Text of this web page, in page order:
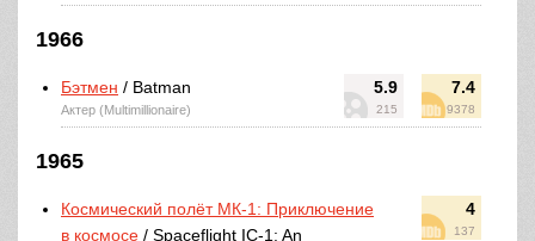
1966
5.9
215
7.4
9378
Бэтмен / Batman
Актер (Multimillionaire)
1965
4
137
Космический полёт МК-1: Приключение
в космосе / Spaceflight IC-1: An